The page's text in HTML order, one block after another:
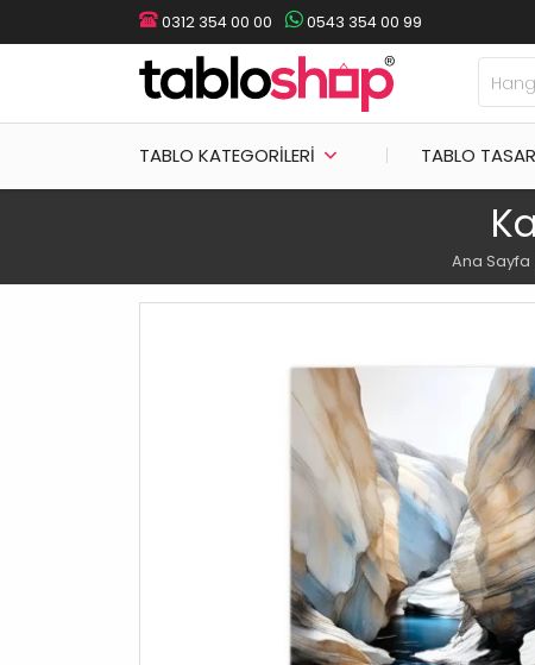
0312 354 00 00 0543 354 00 99
TABLO KATEGORILERI TABLO
Ana Sayfa